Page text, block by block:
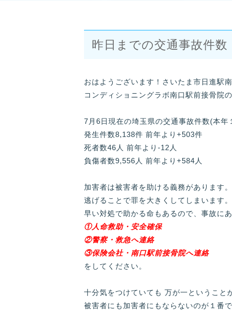
昨日までの交通事故件数
おはようございます！さいたま市日進駅
コンディショニングラボ南口駅前接骨院の
7月6日現在の埼玉県の交通事故件数(本年
発生件数8,138件 前年より+503件
死者数46人 前年より-12人
負傷者数9,556人 前年より+584人
加害者は被害者を助ける義務があります。
逃げることで罪を大きくしてしまいます。
早い対処で助かる命もあるので、事故に
①人命救助・安全確保
②警察・救急へ連絡
③保険会社・南口駅前接骨院へ連絡
をしてください。
十分気をつけていても 万が一ということ
被害者にも加害者にもならないのが１番で